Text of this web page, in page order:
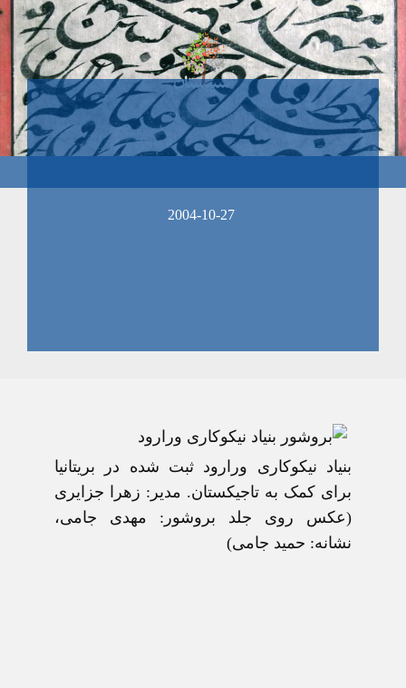
2004-10-27
بنياد نيکوکاری ورارود ثبت شده در بريتانيا
برای کمک به تاجيکستان. مدير: زهرا جزايری
(عکس روی جلد بروشور: مهدی جامی،
نشانه: حميد جامی)